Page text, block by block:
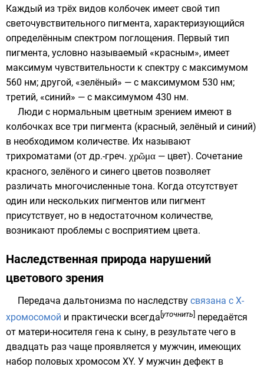
Каждый из трёх видов колбочек имеет свой тип
светочувствительного пигмента, характеризующийся
определённым спектром поглощения. Первый тип
пигмента, условно называемый «красным», имеет
максимум чувствительности к спектру с максимумом
560 нм; другой, «зелёный» — с максимумом 530 нм;
третий, «синий» — с максимумом 430 нм.
Люди с нормальным цветным зрением имеют в
колбочках все три пигмента (красный, зелёный и синий)
в необходимом количестве. Их называют
трихроматами (от др.-греч. χρῶμα — цвет). Сочетание
красного, зелёного и синего цветов позволяет
различать многочисленные тона. Когда отсутствует
один или нескольких пигментов или пигмент
присутствует, но в недостаточном количестве,
возникают проблемы с восприятием цвета.
Наследственная природа нарушений
цветового зрения
Передача дальтонизма по наследству связана с X-
хромосомой и практически всегда уточнить передаётся
от матери-носителя гена к сыну, в результате чего в
двадцать раз чаще проявляется у мужчин, имеющих
набор половых хромосом XY. У мужчин дефект в